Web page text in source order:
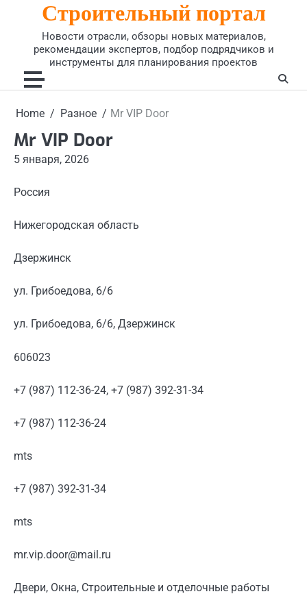
Строительный портал
Новости отрасли, обзоры новых материалов,
рекомендации экспертов, подбор подрядчиков и
инструменты для планирования проектов
Home Разное Mr VIP Door
Mr VIP Door
5 января, 2026
Россия
Нижегородская область
Дзержинск
ул. Грибоедова, 6/6
ул. Грибоедова, 6/6, Дзержинск
606023
+7 (987) 112-36-24, +7 (987) 392-31-34
+7 (987) 112-36-24
mts
+7 (987) 392-31-34
mts
mr.vip.door@mail.ru
Двери, Окна, Строительные и отделочные работы